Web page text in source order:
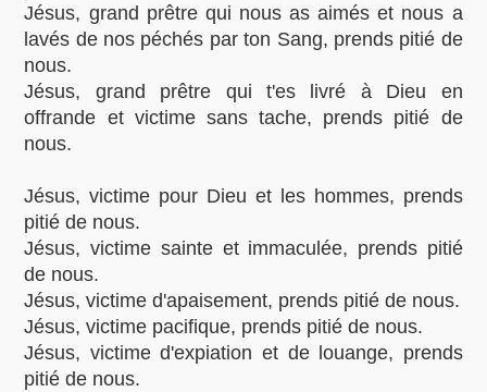
Jésus, grand prêtre qui nous as aimés et nous a
lavés de nos péchés par ton Sang, prends pitié de
nous.
Jésus, grand prêtre qui t'es livré à Dieu en
offrande et victime sans tache, prends pitié de
nous.
Jésus, victime pour Dieu et les hommes, prends
pitié de nous.
Jésus, victime sainte et immaculée, prends pitié
de nous.
Jésus, victime d'apaisement, prends pitié de nous.
Jésus, victime pacifique, prends pitié de nous.
Jésus, victime d'expiation et de louange, prends
pitié de nous.